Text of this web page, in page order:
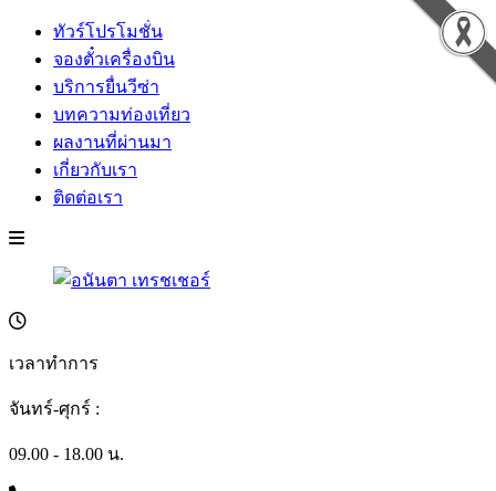
ทัวร์โปรโมชั่น
จองตั๋วเครื่องบิน
บริการยื่นวีซ่า
บทความท่องเที่ยว
ผลงานที่ผ่านมา
เกี่ยวกับเรา
ติดต่อเรา
เวลาทำการ
จันทร์-ศุกร์ :
09.00 - 18.00 น.